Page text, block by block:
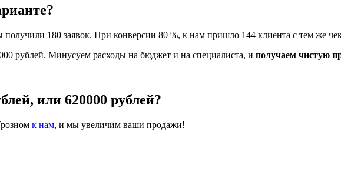
180 заявок. При конверсии 80 %, к нам пришло 144 клиента с тем же
рублей. Минусуем расходы на бюджет и на специалиста, и получаем чистую
или 620000 рублей?
к нам, и мы увеличим ваши продажи!